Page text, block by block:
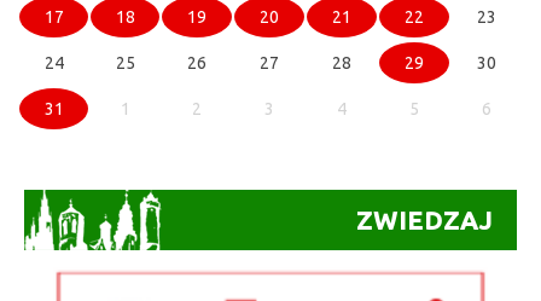
17 18 19 20 21 22 23
24 25 26 27 28 29 30
31 1 2 3 4 5 6
ZWIEDZAJ